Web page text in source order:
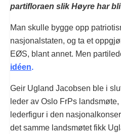
partifloraen slik Høyre har
Man skulle bygge opp
nasjonalstaten, og ta et
EØS, blant annet. Men
idéen.
Geir Ugland Jacobsen ble i
leder av Oslo FrPs
lederfigur i den
det samme landsmøtet fikk